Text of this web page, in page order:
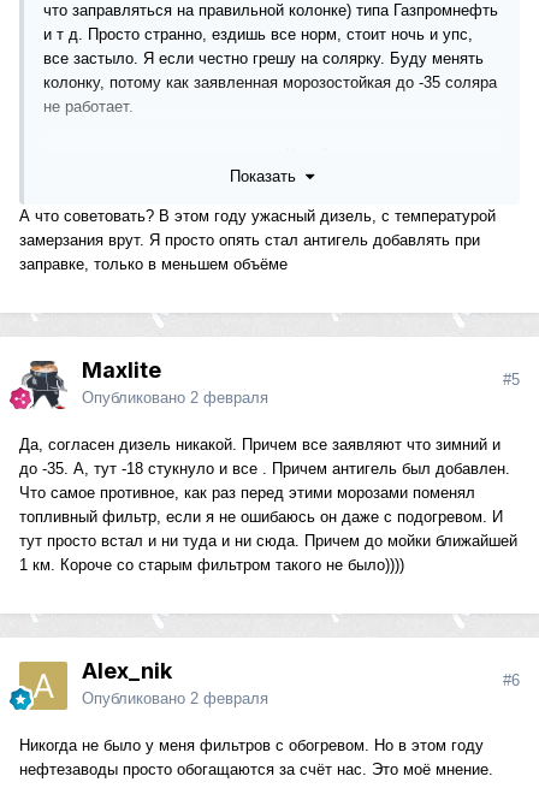
что заправляться на правильной колонке) типа Газпромнефть
и т д. Просто странно, ездишь все норм, стоит ночь и упс,
все застыло. Я если честно грешу на солярку. Буду менять
колонку, потому как заявленная морозостойкая до -35 соляра
не работает.
нас? Я про большой. Точнее по каким параметрам выбирать.
Показать
А что советовать? В этом году ужасный дизель, с температурой
замерзания врут. Я просто опять стал антигель добавлять при
заправке, только в меньшем объёме
Maxlite
Опубликовано 2 февраля
#5
Да, согласен дизель никакой. Причем все заявляют что зимний и
до -35. А, тут -18 стукнуло и все . Причем антигель был добавлен.
Что самое противное, как раз перед этими морозами поменял
топливный фильтр, если я не ошибаюсь он даже с подогревом. И
тут просто встал и ни туда и ни сюда. Причем до мойки ближайшей
1 км. Короче со старым фильтром такого не было))))
Alex_nik
Опубликовано 2 февраля
#6
Никогда не было у меня фильтров с обогревом. Но в этом году
нефтезаводы просто обогащаются за счёт нас. Это моё мнение.